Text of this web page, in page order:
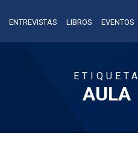
ENTREVISTAS LIBROS EVENTOS
ETIQUETA
AULA